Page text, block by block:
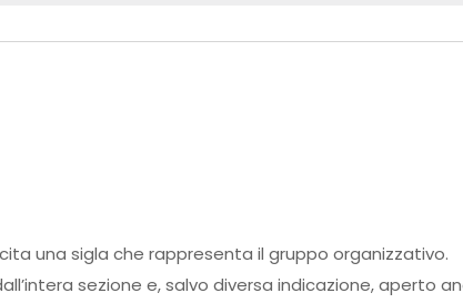
una sigla che rappresenta il gruppo organizzativo.
sezione e, salvo diversa indicazione, aperto